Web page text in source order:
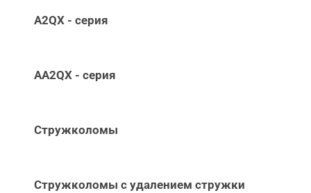
A2QX - серия
AA2QX - серия
Стружколомы
Стружколомы с удалением стружки